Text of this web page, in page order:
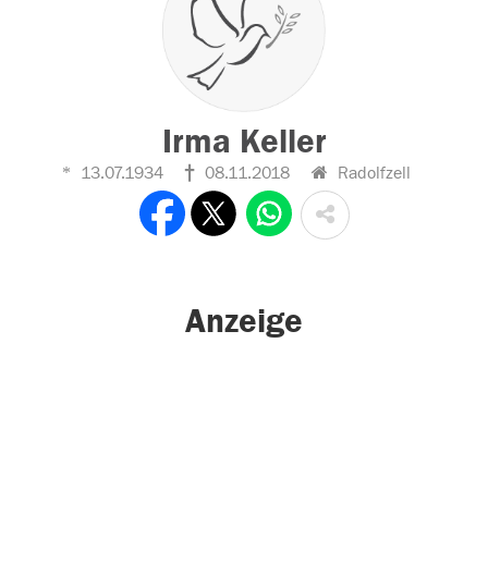
Irma Keller
13.07.1934 08.11.2018 Radolfzell
Anzeige